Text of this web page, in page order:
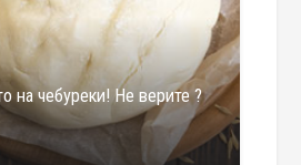
на чебуреки! Не верите ?